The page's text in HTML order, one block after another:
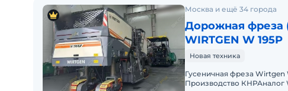
Москва и ещё 34 города
Дорожная фреза
WIRTGEN W 195P
Новая техника
Гусеничная фреза Wirtgen
Производство КНРАналог